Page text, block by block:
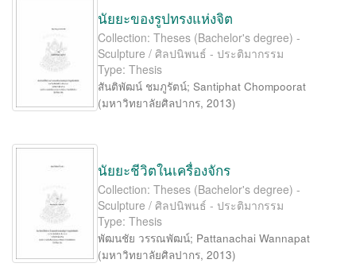
นัยยะของรูปทรงแห่งจิต
Collection: Theses (Bachelor's degree) -
Sculpture / ศิลปนิพนธ์ - ประติมากรรม
Type: Thesis
สันติพัฒน์ ชมภูรัตน์; Santiphat Chompoorat
(มหาวิทยาลัยศิลปากร, 2013)
นัยยะชีวิตในเครื่องจักร
Collection: Theses (Bachelor's degree) -
Sculpture / ศิลปนิพนธ์ - ประติมากรรม
Type: Thesis
พัฒนชัย วรรณพัฒน์; Pattanachai Wannapat
(มหาวิทยาลัยศิลปากร, 2013)